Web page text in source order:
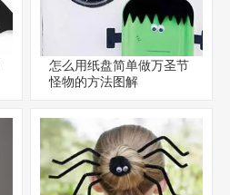
怎么用纸盘简单做万圣节
怪物的方法图解